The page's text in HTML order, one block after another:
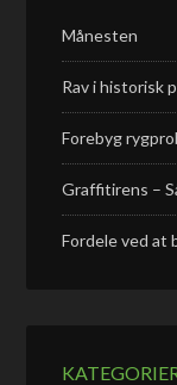
Månesten
Rav i historisk
Forebyg
Graffitirens –
Fordele ved at